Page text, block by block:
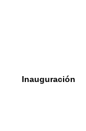
Inauguración